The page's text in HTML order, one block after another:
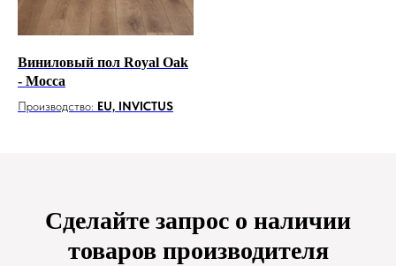
Виниловый пол Royal Oak
- Mocca
Производство: EU, INVICTUS
Сделайте запрос о наличии
товаров производителя